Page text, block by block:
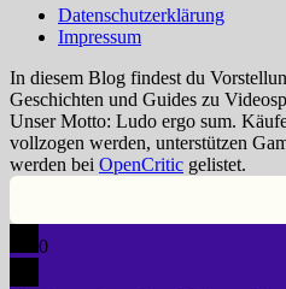
Datenschutzerklärung
Impressum
In diesem Blog findest du
Geschichten und Guides zu
Unser Motto: Ludo ergo sum.
vollzogen werden, unterstützen
werden bei OpenCritic gelistet.
0